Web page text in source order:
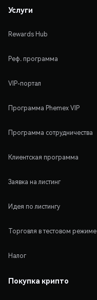
Услуги
Rewards Hub
Реф. программа
VIP-портал
Программа Phemex VIP
Программа сотрудничества
Клиентская программа
Заявка на листинг
Идея по листингу
Торговля в тестовом режиме
Налог
Покупка крипто